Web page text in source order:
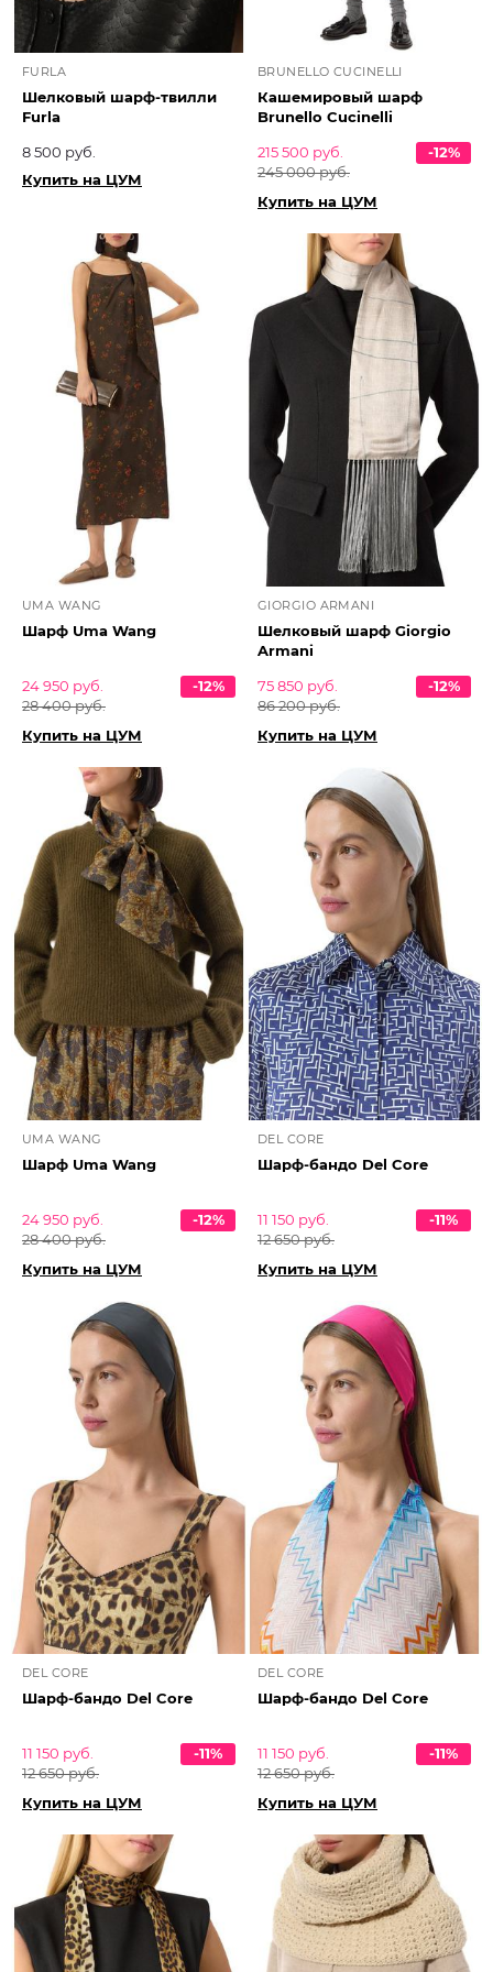
FURLA
Шелковый шарф-твилли
Furla
8 500 руб.
Купить на ЦУМ
BRUNELLO CUCINELLI
Кашемировый шарф
Brunello Cucinelli
215 500 руб.
245 000 руб.
-12%
Купить на ЦУМ
UMA WANG
Шарф Uma Wang
24 950 руб.
28 400 руб.
-12%
Купить на ЦУМ
GIORGIO ARMANI
Шелковый шарф Giorgio
Armani
75 850 руб.
86 200 руб.
-12%
Купить на ЦУМ
UMA WANG
Шарф Uma Wang
24 950 руб.
28 400 руб.
-12%
Купить на ЦУМ
DEL CORE
Шарф-бандо Del Core
11 150 руб.
12 650 руб.
-11%
Купить на ЦУМ
DEL CORE
Шарф-бандо Del Core
11 150 руб.
12 650 руб.
-11%
Купить на ЦУМ
DEL CORE
Шарф-бандо Del Core
11 150 руб.
12 650 руб.
-11%
Купить на ЦУМ